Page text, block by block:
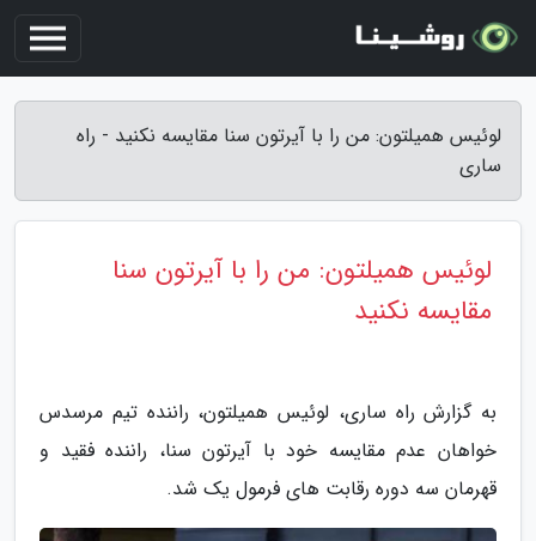
لوئیس همیلتون: من را با آیرتون سنا مقایسه نکنید - راه
ساری
لوئیس همیلتون: من را با آیرتون سنا
مقایسه نکنید
به گزارش راه ساری، لوئیس همیلتون، راننده تیم مرسدس
خواهان عدم مقایسه خود با آیرتون سنا، راننده فقید و
قهرمان سه دوره رقابت های فرمول یک شد.